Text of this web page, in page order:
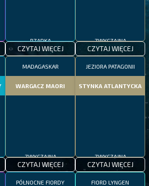
RZADKA
CZYTAJ WIĘCEJ
ZWYCZAJNA
CZYTAJ WIĘCEJ
MADAGASKAR
WARGACZ MAORI
ZWYCZAJNA
CZYTAJ WIĘCEJ
JEZIORA PATAGONII
STYNKA ATLANTYCKA
ZWYCZAJNA
CZYTAJ WIĘCEJ
PÓŁNOCNE FIORDY FIORD LYNGEN